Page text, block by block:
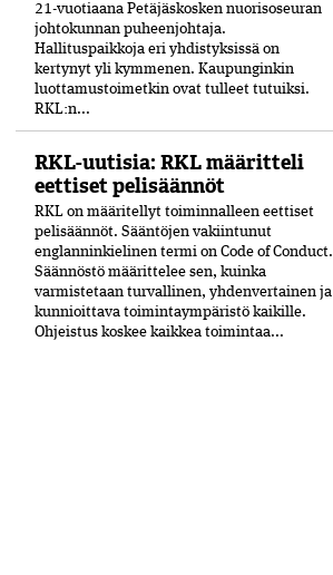
21-vuo­tiaana Petäjäskosken nuoriso­seuran
johtokunnan puheenjohtaja.
Hallituspaikkoja eri yhdistyksissä on
kertynyt yli kymmenen. Kaupunginkin
luottamustoimetkin ovat tulleet tutuiksi.
RKL:n...
RKL-uutisia: RKL määritteli
eettiset pelisäännöt
RKL on määritellyt toiminnalleen eettiset
peli­säännöt. Sääntöjen vakiintunut
englanninkielinen termi on Code of Conduct.
Säännöstö määrittelee sen, kuinka
varmistetaan turvallinen, yhdenvertainen ja
kun­nioittava toimintaympäristö kaikille.
Ohjeistus koskee kaikkea toimintaa...